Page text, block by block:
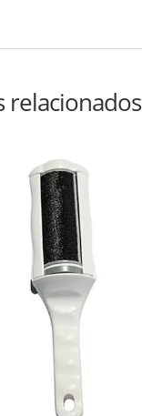
relacionados